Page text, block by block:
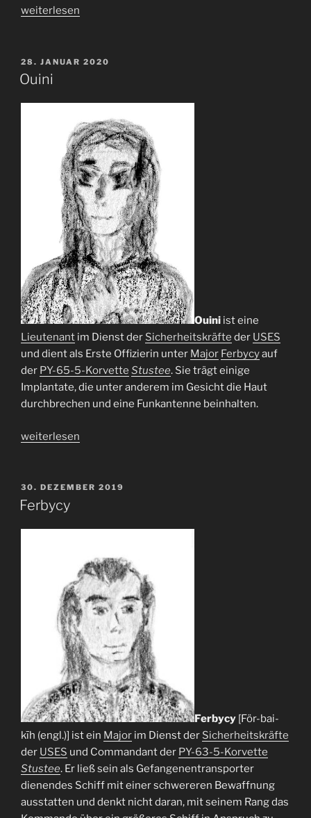
„Yo
weiterlesen
VERÖFFENTLICHT
AM
28. JANUAR 2020
Ouini
Ouini ist eine
Lieutenant im Dienst der Sicherheitskräfte der USES
und dient als Erste Offizierin unter Major Ferbycyauf
der PY-65-5-Korvette Stustee. Sie trägt einige
Implantate, die unter anderem im Gesicht die Haut
durchbrechen und eine Funkantenne beinhalten.
„Ouini“
weiterlesen
VERÖFFENTLICHT
AM
30. DEZEMBER 2019
Ferbycy
Ferbycy [För-bai-
kīh (engl.)] ist ein Major im Dienst der Sicherheitskräfte
der USES und Commandant der PY-63-5-Korvette
Stustee. Er ließ sein als Gefangenentransporter
dienendes Schiff mit einer schwereren Bewaffnung
ausstatten und denkt nicht daran, mit seinem Rang das